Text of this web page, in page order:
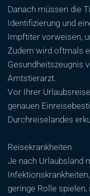
Danach müssen die
Identifizierung und
Impftiter vorweisen,
Zudem wird oftmals
Gesundheitszeugnis
Amtstierarzt.
Vor Ihrer
genauen
Durchreiselandes
Reisekrankheiten
Je nach Urlaubsland
geringe Rolle spielen,